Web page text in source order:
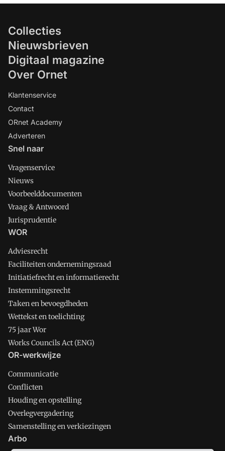
Collecties
Nieuwsbrieven
Digitaal magazine
Over Ornet
Klantenservice
Contact
ORnet Academy
Adverteren
Snel naar
Vragenservice
Nieuws
Voorbeelddocumenten
Vraag & Antwoord
Jurisprudentie
WOR
Adviesrecht
Faciliteiten ondernemingsraad
Initiatiefrecht en informatierecht
Instemmingsrecht
Taken en bevoegdheden
Wettekst en toelichting
75 jaar Wor
Works Councils Act (ENG)
OR-werkwijze
Communicatie
Conflicten
Houding en opstelling
Overlegvergadering
Samenstelling en verkiezingen
Arbo